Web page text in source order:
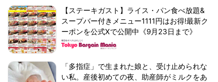
【ステーキガスト】ライス・パン食べ放題&
スープバー付きメニュー1111円はお得!最新ク
ーポンを公式Xで公開中《9月23日まで》
「多指症」で生まれた娘と、受け止められな
い私。産後初めての夜、助産師がミルクをあ